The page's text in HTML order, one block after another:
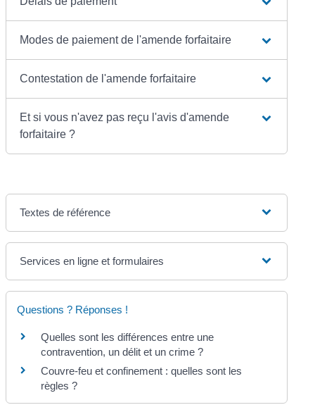
Modes de paiement de l'amende forfaitaire
Contestation de l'amende forfaitaire
Et si vous n'avez pas reçu l'avis d'amende
forfaitaire ?
Textes de référence
Services en ligne et formulaires
Questions ? Réponses !
Quelles sont les différences entre une
contravention, un délit et un crime ?
Couvre-feu et confinement : quelles sont les
règles ?